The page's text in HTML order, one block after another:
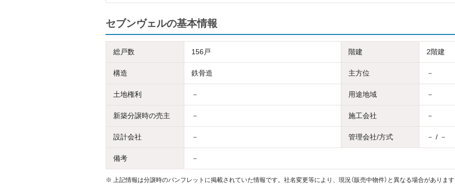
セブンヴェルの基本情報
総戸数 156戸 階建 2階建
構造 鉄骨造 主方位 －
土地権利 － 用途地域 －
新築分譲時の売主 － 施工会社 －
設計会社 － 管理会社/方式 － / －
備考 －
※ 上記情報は分譲時のパンフレットに掲載されていた情報です。社名変更等により、現況（販売中物件）と異なる場合があります